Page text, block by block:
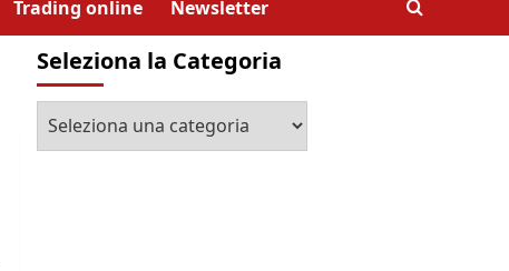
Trading online Newsletter
Seleziona la Categoria
Seleziona
la